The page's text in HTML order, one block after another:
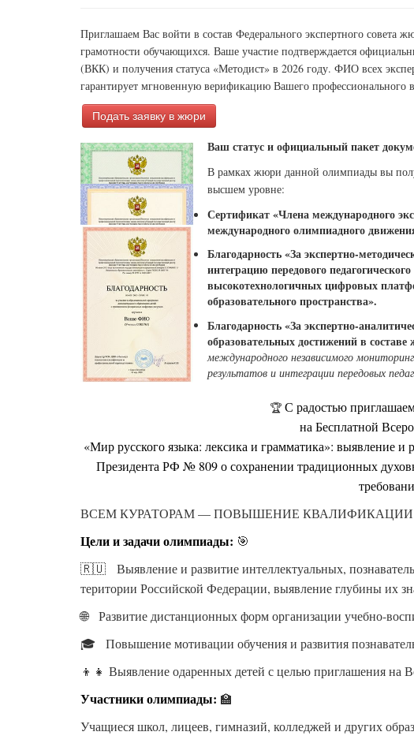
Приглашаем Вас войти в состав Федерального экспертного совета
грамотности обучающихся. Ваше участие подтверждается
(ВКК) и получения статуса «Методист» в 2026 году. ФИО всех
гарантирует мгновенную верификацию Вашего профессионального
Подать заявку в жюри
Ваш статус и официальный пакет
В рамках жюри данной олимпиады вы
высшем уровне:
Сертификат «Члена международного
международного олимпиадного
Благодарность «За экспертно-
интеграцию передового
высокотехнологичных цифровых
образовательного пространства».
Благодарность «За экспертно-
образовательных достижений в
международного независимого
результатов и интеграции передовых
🏆 С радостью
на Бесплатной
«Мир русского языка: лексика и грамматика»: выявление и
Президента РФ № 809 о сохранении традиционных
ВСЕМ КУРАТОРАМ — ПОВЫШЕНИЕ КВАЛИФИКАЦИИ
Цели и задачи олимпиады: 🎯
🇷🇺 Выявление и развитие интеллектуальных,
територии Российской Федерации, выявление глубины их
🌐 Развитие дистанционных форм организации учебно-
🎓 Повышение мотивации обучения и развития
👦👧 Выявление одаренных детей с целью приглашения на
Участники олимпиады: 🏫
Учащиеся школ, лицеев, гимназий, колледжей и других